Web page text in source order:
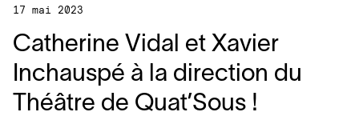
17 mai 2023
Catherine Vidal et Xavier
Inchauspé à la direction du
Théâtre de Quat’Sous !